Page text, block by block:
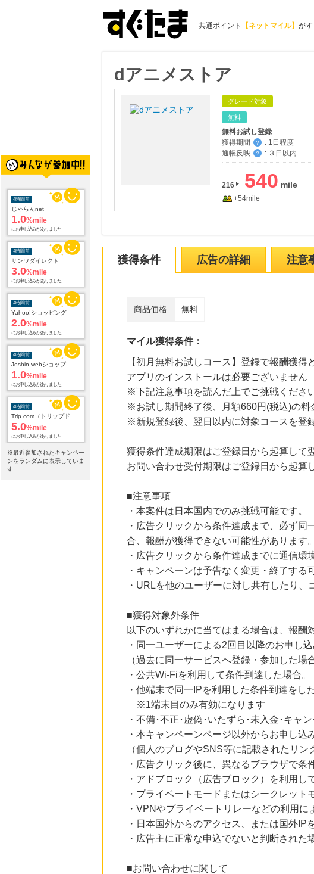
共通ポイント 【ネットマイル】 がす
4時間前
じゃらんnet
1.0%mile
にお申し込みがありました
4時間前
サンワダイレクト
3.0%mile
にお申し込みがありました
4時間前
Yahoo!ショッピング
2.0%mile
にお申し込みがありました
4時間前
Joshin webショップ
1.0%mile
にお申し込みがありました
4時間前
5.0%mile
にお申し込みがありました
4時間前
※最近参加されたキャンペー
ンをランダムに表示していま
す
dアニメストア
グレード対象
無料
無料お試し登録
獲得期間
？ : 1日程度
通帳反映
？ : ３日以内
216 540
+54mile
獲得条件 広告の詳細 注意
商品価格 無料
マイル獲得条件：
【初月無料お試しコース】登録で報酬獲得
アプリのインストールは必要ございません
※下記注意事項を読んだ上でご挑戦くださ
※お試し期間終了後、月額660円(税込)の
※新規登録後、翌日以内に対象コースを登
獲得条件達成期限はご登録日から起算して
お問い合わせ受付期限はご登録日から起算
■注意事項
・本案件は日本国内でのみ挑戦可能です。
・広告クリックから条件達成まで、必ず
合、報酬が獲得できない可能性があります。
・広告クリックから条件達成までに通信環
・キャンペーンは予告なく変更・終了する
・URLを他のユーザーに対し共有したり
■獲得対象外条件
以下のいずれかに当てはまる場合は、報酬
・同一ユーザーによる2回目以降のお申し込
（過去に同一サービスへ登録・参加した
・公共Wi-Fiを利用して条件到達した場合。
・他端末で同一IPを利用した条件到達をし
※1端末目のみ有効になります
・不備･不正･虚偽･いたずら･未入金･キャ
・本キャンペーンページ以外からお申し込
（個人のブログやSNS等に記載されたリ
・広告クリック後に、異なるブラウザで条
・アドブロック（広告ブロック）を利用し
・プライベートモードまたはシークレット
・VPNやプライベートリレーなどの利用
・日本国外からのアクセス、または国外IP
・広告主に正常な申込でないと判断された
■お問い合わせに関して